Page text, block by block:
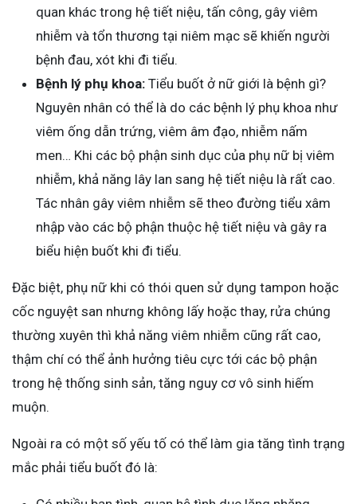
quan khác trong hệ tiết niệu, tấn công, gây viêm
nhiễm và tổn thương tại niêm mạc sẽ khiến người
bệnh đau, xót khi đi tiểu.
Bệnh lý phụ khoa: Tiểu buốt ở nữ giới là bệnh gì?
Nguyên nhân có thể là do các bệnh lý phụ khoa như
viêm ống dẫn trứng, viêm âm đạo, nhiễm nấm
men… Khi các bộ phận sinh dục của phụ nữ bị viêm
nhiễm, khả năng lây lan sang hệ tiết niệu là rất cao.
Tác nhân gây viêm nhiễm sẽ theo đường tiểu xâm
nhập vào các bộ phận thuộc hệ tiết niệu và gây ra
biểu hiện buốt khi đi tiểu.
Đặc biệt, phụ nữ khi có thói quen sử dụng tampon hoặc
cốc nguyệt san nhưng không lấy hoặc thay, rửa chúng
thường xuyên thì khả năng viêm nhiễm cũng rất cao,
thậm chí có thể ảnh hưởng tiêu cực tới các bộ phận
trong hệ thống sinh sản, tăng nguy cơ vô sinh hiếm
muộn.
Ngoài ra có một số yếu tố có thể làm gia tăng tình trạng
mắc phải tiểu buốt đó là: